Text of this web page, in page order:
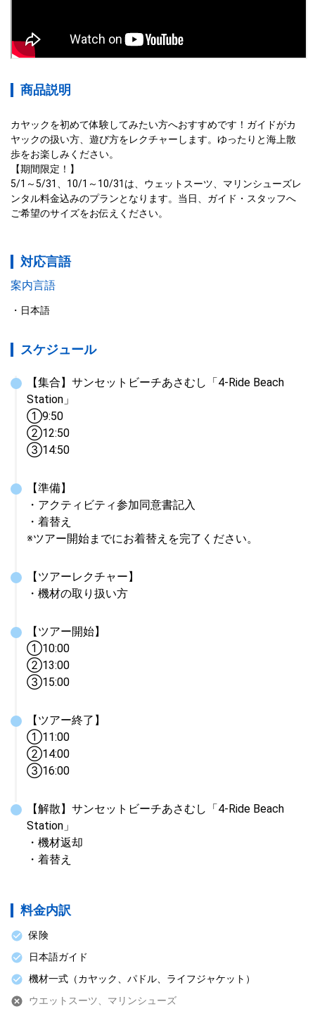
商品説明
カヤックを初めて体験してみたい方へおすすめです！ガイドがカ
ヤックの扱い方、遊び方をレクチャーします。ゆったりと海上散
歩をお楽しみください。
【期間限定！】
5/1～5/31、10/1～10/31は、ウェットスーツ、マリンシューズレ
ンタル料金込みのプランとなります。当日、ガイド・スタッフへ
ご希望のサイズをお伝えください。
対応言語
案内言語
日本語
スケジュール
【集合】サンセットビーチあさむし「4-Ride Beach
Station」
①9:50
➁12:50
➂14:50
【準備】
・アクティビティ参加同意書記入
・着替え
※ツアー開始までにお着替えを完了ください。
【ツアーレクチャー】
・機材の取り扱い方
【ツアー開始】
①10:00
➁13:00
➂15:00
【ツアー終了】
①11:00
➁14:00
➂16:00
【解散】サンセットビーチあさむし「4-Ride Beach
Station」
・機材返却
・着替え
料金内訳
保険
日本語ガイド
機材一式（カヤック、パドル、ライフジャケット）
ウエットスーツ、マリンシューズ